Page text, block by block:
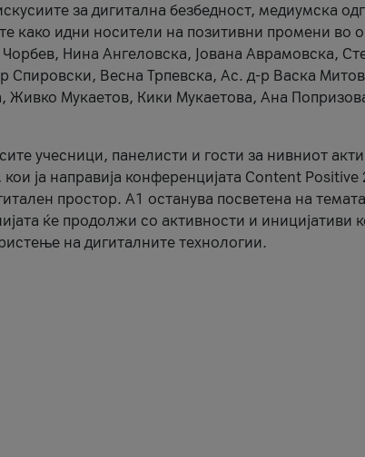
за дигитална безбедност, медиумска
како идни носители на позитивни промени во
Нина Ангеловска, Јована Аврамовска,
Весна Трпевска, Ас. д-р Васка
Мукаетов, Кики Мукаетова, Ана
учесници, панелисти и гости за нивниот
ја направија конференцијата Content
простор. А1 останува посветена на
ќе продолжи со активности и иницијативи
на дигиталните технологии.